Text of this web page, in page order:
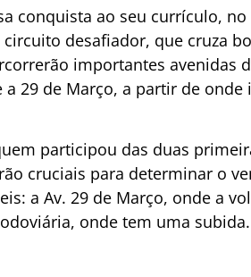
conquista ao seu currículo,
desafiador, que cruza
importantes avenidas
a 29 de Março, a partir de
participou das duas
cruciais para determinar o
a Av. 29 de Março, onde a
onde tem uma